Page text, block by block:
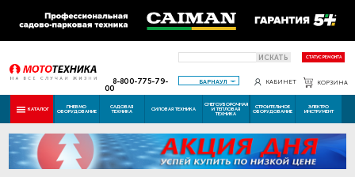
ИСКАТЬ СТАТУС РЕМОНТА
8-800-775-79-
00
БАРНАУЛ КАБИНЕТ КОРЗИНА
КАТАЛОГ ПНЕВМО
ОБОРУДОВАНИЕ
САДОВАЯ
ТЕХНИКА СИЛОВАЯ ТЕХНИКА
СНЕГОУБОРОЧНАЯ
И ТЕПЛОВАЯ
ТЕХНИКА
СТРОИТЕЛЬНОЕ
ОБОРУДОВАНИЕ
ЭЛЕКТРО
ИНСТРУМЕНТ